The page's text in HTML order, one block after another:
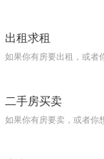
出租求租
如果你有房要出租，或者
二手房买卖
如果你有房要卖，或者你